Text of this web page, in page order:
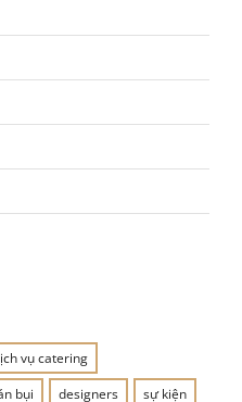
vụ catering
bụi designers sự kiện